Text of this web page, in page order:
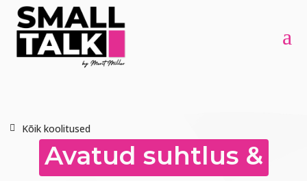
a
Kõik koolitused
Avatud suhtlus &